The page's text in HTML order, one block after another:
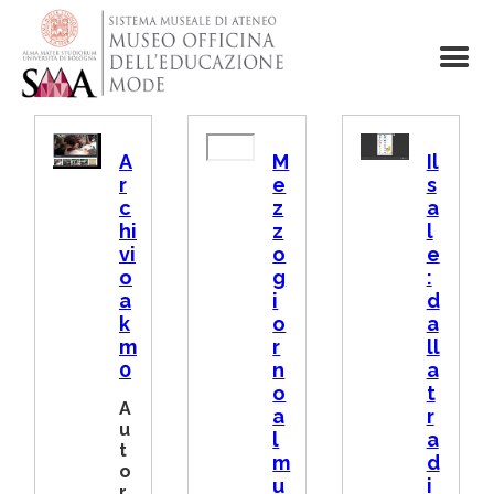
contenuto
principale
I
m
A
r
c
hi
vi
o
a
k
m
0
A
u
t
o
e
M
e
z
z
o
g
i
o
r
n
o
a
l
m
u
m
Il
s
a
l
e
:
d
a
ll
a
t
r
a
d
i